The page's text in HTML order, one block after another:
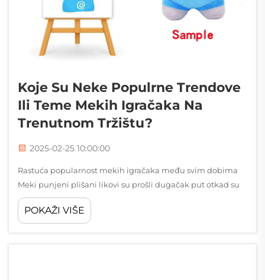
Koje Su Neke Populrne Trendove
Ili Teme Mekih Igračaka Na
Trenutnom Tržištu?
2025-02-25 10:00:00
Rastuća popularnost mekih igračaka među svim dobima
Meki punjeni plišani likovi su prošli dugačak put otkad su
se prvi put pojavili na prelasku u prošlo stoljeće. Tada su
uglavnom bili napravljeni za djecu, stvarno jednostavne
POKAŽI VIŠE